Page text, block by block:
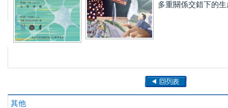
多重關係交錯下的
其他